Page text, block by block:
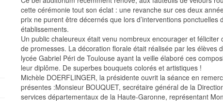
cette cérémonie tout son éclat : une revanche sur ces deux
prix ne purent être décernés que lors d’interventions ponctuelles
établissements.
Un public chaleureux était venu nombreux encourager et féliciter
de promesses. La décoration florale était réalisée par les élèves
lycée Gabriel Péri de Toulouse ayant la veille élaboré ces
leur diplôme. De superbes bouquets colorés et artistiques !
Michèle DOERFLINGER, la présidente ouvrit la séance en
présentes :Monsieur BOUQUET, secrétaire général de la
services départementaux de la Haute-Garonne, représentant